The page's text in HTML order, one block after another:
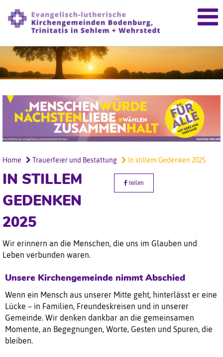
Home Trauerfeier und Bestattung In stillem Gedenken 2025
IN STILLEM
GEDENKEN
2025
teilen
Wir erinnern an die Menschen, die uns im Glauben und
Leben verbunden waren.
Unsere Kirchengemeinde nimmt Abschied
Wenn ein Mensch aus unserer Mitte geht, hinterlässt er eine
Lücke – in Familien, Freundeskreisen und in unserer
Gemeinde. Wir denken dankbar an die gemeinsamen
Momente, an Begegnungen, Worte, Gesten und Spuren, die
bleiben.